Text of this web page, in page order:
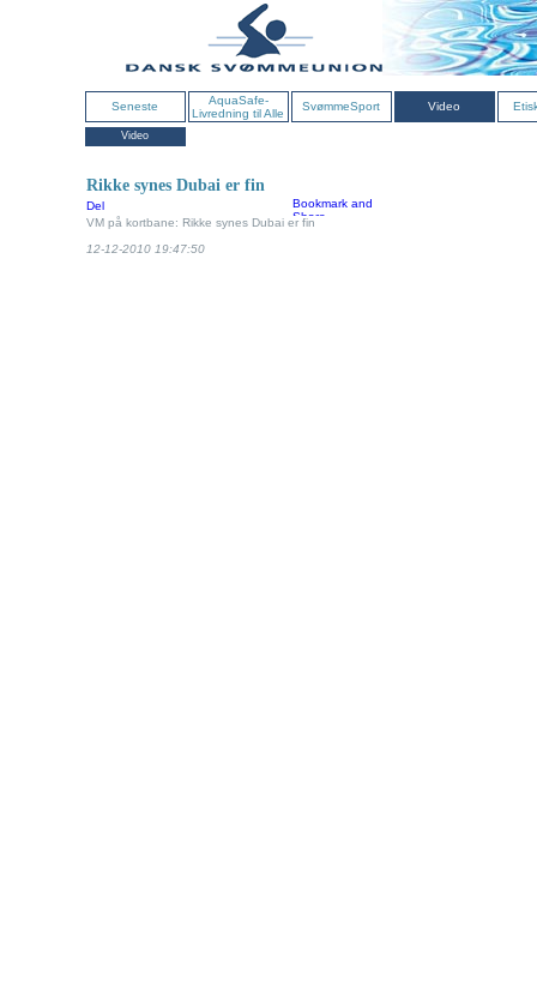
Seneste
AquaSafe-
Livredning til Alle
SvømmeSport Video
Video
Rikke synes Dubai er fin
Del
VM på kortbane: Rikke synes Dubai er fin
12-12-2010 19:47:50